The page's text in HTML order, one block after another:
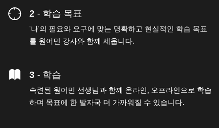
2 - 학습 목표
'나'의 필요와 요구에 맞는 명확하고 현실적인 학습 목표
를 원어민 강사와 함께 세웁니다.
3 - 학습
숙련된 원어민 선생님과 함께 온라인, 오프라인으로 학습
하며 목표에 한 발자국 더 가까워질 수 있습니다.